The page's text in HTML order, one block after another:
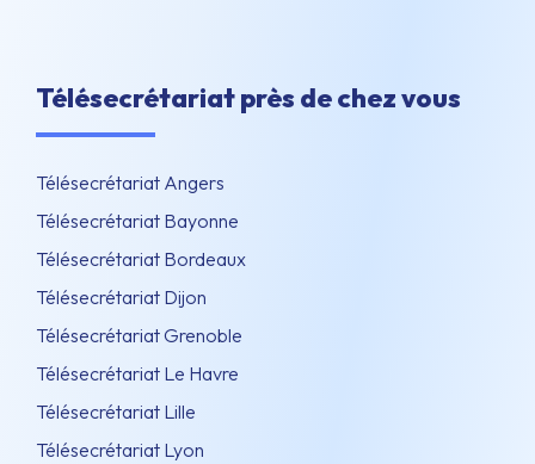
Télésecrétariat près de chez vous
Télésecrétariat Angers
Télésecrétariat Bayonne
Télésecrétariat Bordeaux
Télésecrétariat Dijon
Télésecrétariat Grenoble
Télésecrétariat Le Havre
Télésecrétariat Lille
Télésecrétariat Lyon